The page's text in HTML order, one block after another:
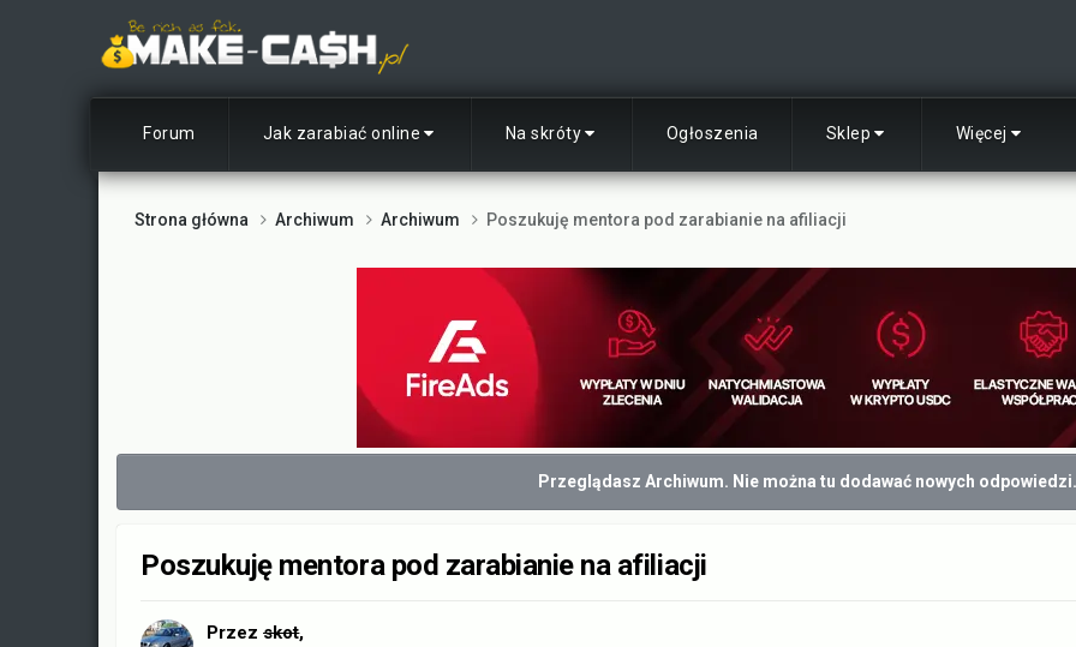
Forum Jak zarabiać online Na skróty Ogłoszenia Sklep Więcej
Strona główna Archiwum Archiwum Poszukuję mentora pod zarabianie na afiliacji
Przeglądasz Archiwum. Nie można tu dodawać nowych odpowiedzi.
Poszukuję mentora pod zarabianie na afiliacji
Przezskot,